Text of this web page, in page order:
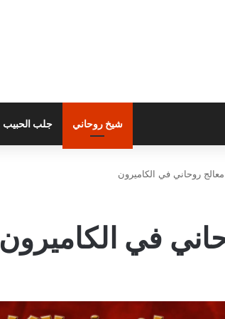
شيخ روحاني جلب الحبيب
معالج روحاني في الكاميرون
في الكاميرون